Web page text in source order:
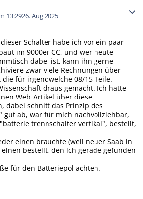
13:2926. Aug 2025
Schalter habe ich vor ein paar
im 9000er CC, und wer heute
dabei ist, kann ihn gerne
zwar viele Rechnungen über
die für irgendwelche 08/15 Teile.
draus gemacht. Ich hatte
Web-Artikel über diese
dabei schnitt das Prinzip des
gut ab, war für mich nachvollziehbar,
trennschalter vertikal", bestellt,
einen brauchte (weil neuer Saab in
einen bestellt, den ich gerade gefunden
für den Batteriepol achten.